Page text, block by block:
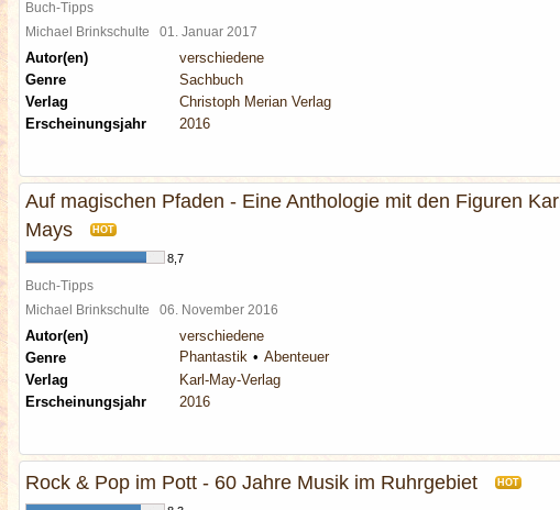
Buch-Tipps
Michael Brinkschulte 01. Januar 2017
Autor(en)
verschiedene
Genre
Sachbuch
Verlag
Christoph Merian Verlag
Erscheinungsjahr
2016
Auf magischen Pfaden - Eine Anthologie mit den Figuren Karl
Mays
HOT
8,7
Buch-Tipps
Michael Brinkschulte 06. November 2016
Autor(en)
verschiedene
Genre
Phantastik
Abenteuer
Verlag
Karl-May-Verlag
Erscheinungsjahr
2016
Rock & Pop im Pott - 60 Jahre Musik im Ruhrgebiet HOT